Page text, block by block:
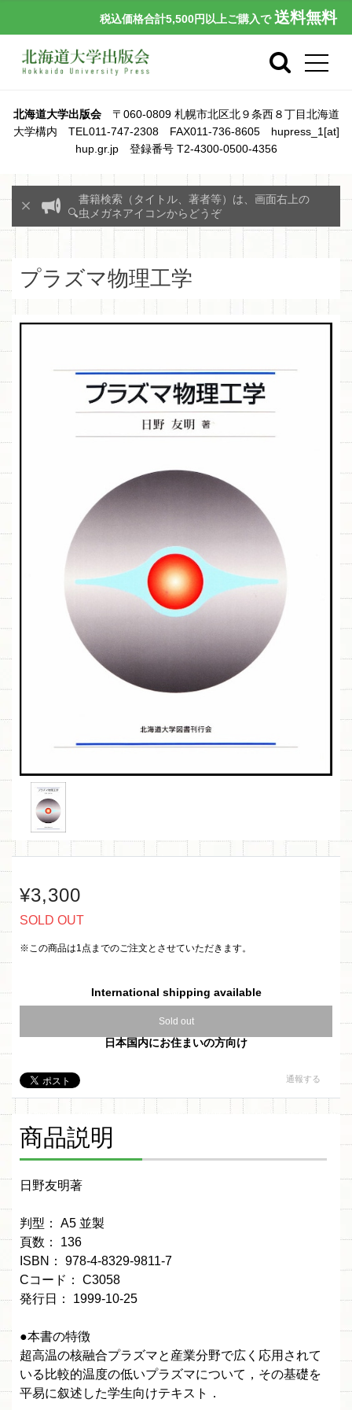
税込価格合計5,500円以上ご購入で 送料無料
北海道大学出版会〒060-0809 札幌市北区北９条西８丁目北海道
大学構内 TEL011-747-2308 FAX011-736-8605 hupress_1[at]
hup.gr.jp 登録番号 T2-4300-0500-4356
書籍検索（タイトル、著者等）は、画面右上の
🔍虫メガネアイコンからどうぞ
プラズマ物理工学
¥3,300
SOLD OUT
※この商品は1点までのご注文とさせていただきます。
International shipping available
Sold out
日本国内にお住まいの方向け
通報する
商品説明
日野友明著
判型： A5 並製
頁数： 136
ISBN： 978-4-8329-9811-7
Cコード： C3058
発行日： 1999-10-25
●本書の特徴
超高温の核融合プラズマと産業分野で広く応用されて
いる比較的温度の低いプラズマについて，その基礎を
平易に叙述した学生向けテキスト．